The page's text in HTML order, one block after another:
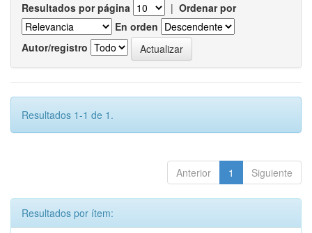
Resultados por página | Ordenar por
En orden
Autor/registro
Resultados 1-1 de 1.
Anterior 1 Siguiente
Resultados por ítem: